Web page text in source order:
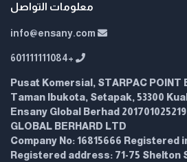
معلومات التواصل
info@ensany.com
+601111111084
Pusat Komersial, STARPAC POINT
Taman Ibukota, Setapak, 53300
Ensany Global Berhad 201701025219
GLOBAL BERHARD LTD
Company No: 16815666 Registered
Registered address: 71-75 Shelton